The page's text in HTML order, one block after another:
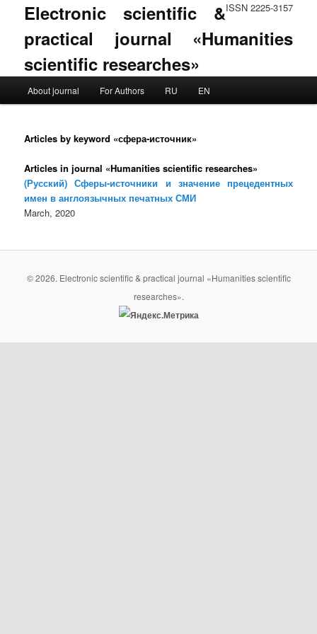
ISSN 2225-3157
Electronic scientific &
practical journal «Humanities
scientific researches»
Skip to primary content
Skip to secondary content
About journal For Authors RU EN
Articles by keyword «сфера-источник»
Articles in journal «Humanities scientific researches»
(Русский) Сферы-источники и значение прецедентных
имен в англоязычных печатных СМИ
March, 2020
© 2026. Electronic scientific & practical journal «Humanities scientific
researches».